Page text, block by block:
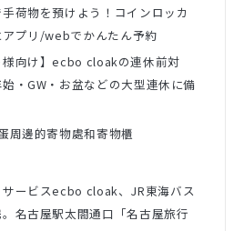
荷物を預けよう！コインロッカ
アプリ/webでかんたん予約
様向け】ecbo cloakの連休前対
・GW・お盆などの大型連休に備
周邊的寄物處和寄物櫃
ービスecbo cloak、JR東海バス
。名古屋駅太閤通口「名古屋旅行